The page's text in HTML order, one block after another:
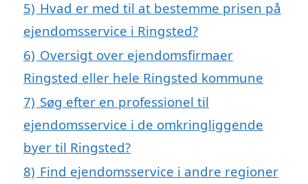
5) Hvad er med til at bestemme prisen på
ejendomsservice i Ringsted?
6) Oversigt over ejendomsfirmaer
Ringsted eller hele Ringsted kommune
7) Søg efter en professionel til
ejendomsservice i de omkringliggende
byer til Ringsted?
8) Find ejendomsservice i andre regioner